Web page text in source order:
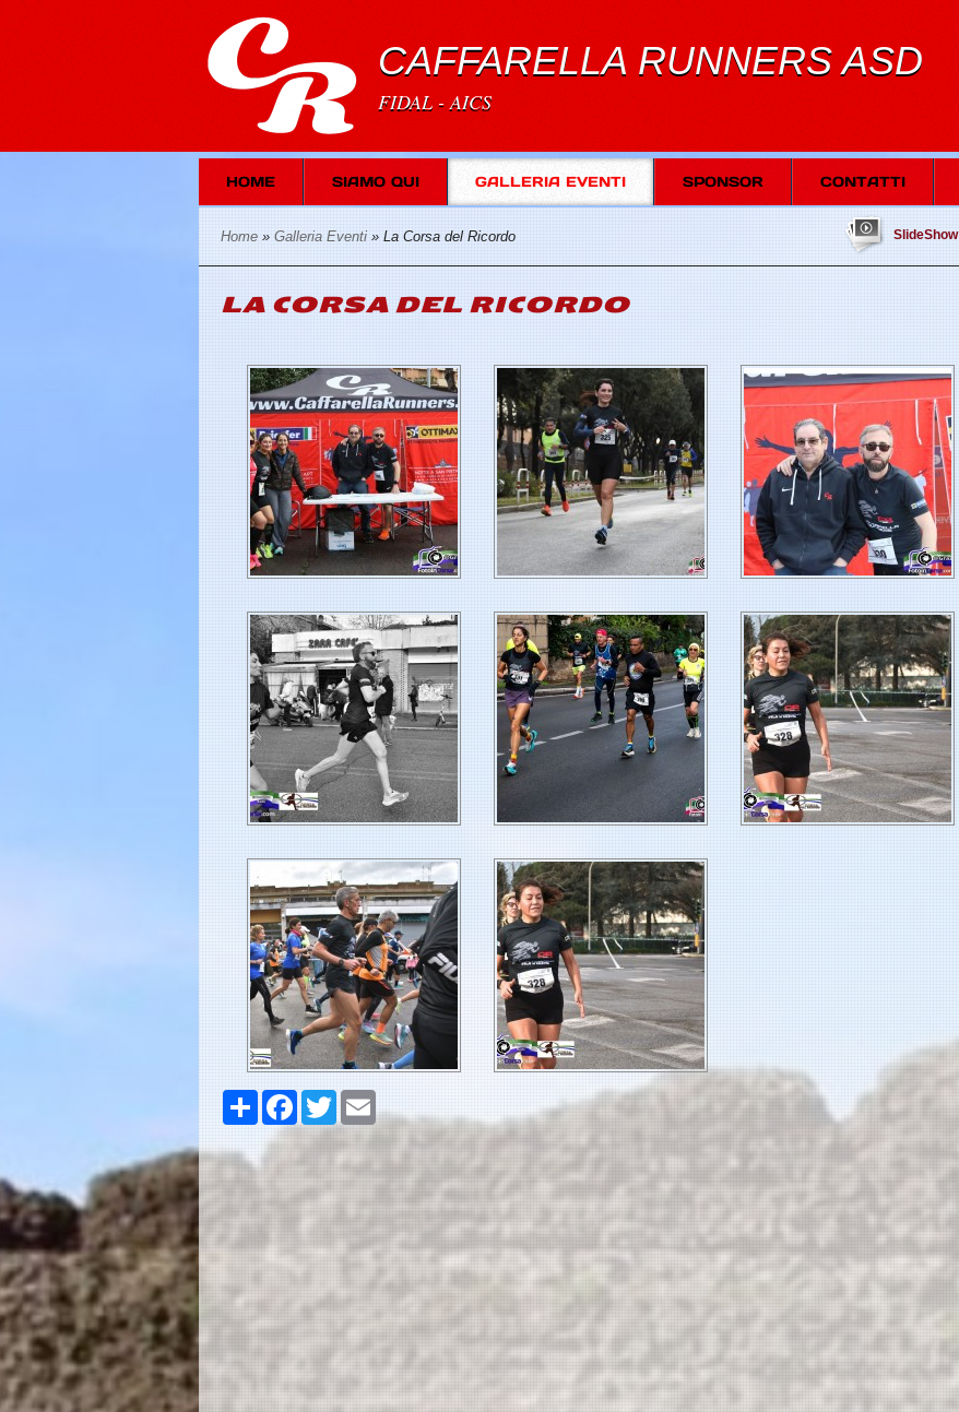
CAFFARELLA RUNNERS ASD
FIDAL - AICS
HOME SIAMO QUI GALLERIA EVENTI SPONSOR CONTATTI
Home » Galleria Eventi » La Corsa del Ricordo
LA CORSA DEL RICORDO
SlideShow
Share FacebookTwitter